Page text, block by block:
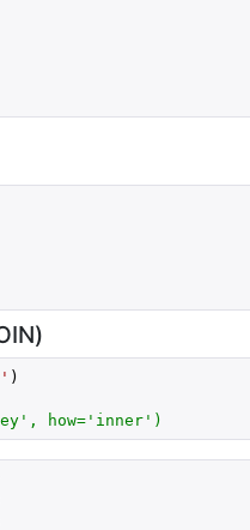
how='inner')